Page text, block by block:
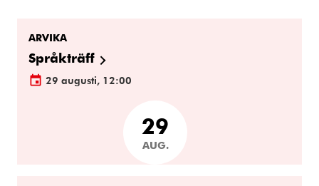
Kalenderhändelser
ARVIKA
Språkträff
29 augusti, 12:00
29
AUG.